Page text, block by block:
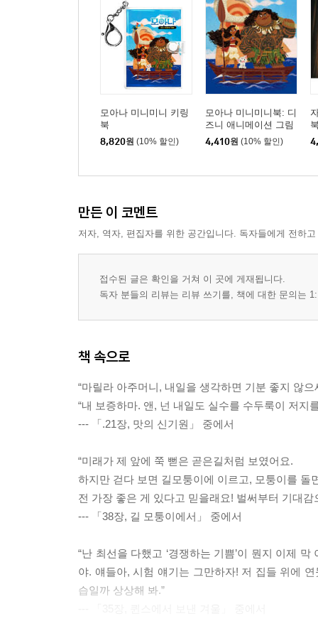
모아나 미니미니 키링
북
8,820원 (10% 할인)
모아나 미니미니북: 디
즈니 애니메이션 그림
책 (한글판)
4,410원 (10% 할인)
만든 이 코멘트
저자, 역자, 편집자를 위한 공간입니다. 독자들에게 전하
접수된 글은 확인을 거쳐 이 곳에 게재됩니다.
독자 분들의 리뷰는 리뷰 쓰기를, 책에 대한 문의는
책 속으로
“마릴라 아주머니, 내일을 생각하면 기분 좋지 않
“내 보증하마. 앤, 넌 내일도 실수를 수두룩이 저지
--- 「.21장, 맛의 신기원」 중에서
“미래가 제 앞에 쭉 뻗은 곧은길처럼 보였어요.
하지만 걷다 보면 길모퉁이에 이르고, 모퉁이를 돌
전 가장 좋은 게 있다고 믿을래요! 벌써부터 기대감
--- 「38장, 길 모퉁이에서」 중에서
“난 최선을 다했고 ‘경쟁하는 기쁨’이 뭔지 이제
야. 얘들아, 시험 얘기는 그만하자! 저 집들 위에
습일까 상상해 봐.”